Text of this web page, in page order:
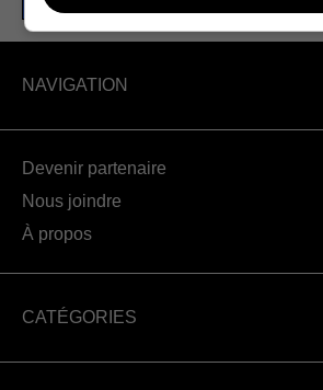
NAVIGATION
Devenir partenaire
Nous joindre
À propos
CATÉGORIES